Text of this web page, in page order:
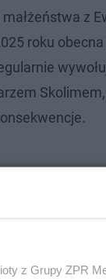
z
roku
z Grupy ZPR